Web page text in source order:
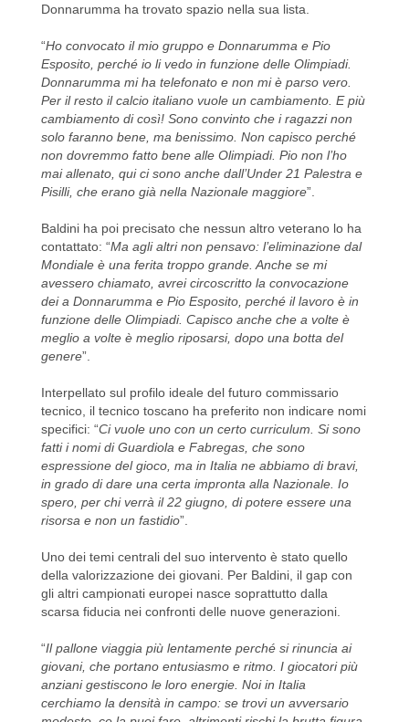
Donnarumma ha trovato spazio nella sua lista.
“Ho convocato il mio gruppo e Donnarumma e Pio
Esposito, perché io li vedo in funzione delle Olimpiadi.
Donnarumma mi ha telefonato e non mi è parso vero.
Per il resto il calcio italiano vuole un cambiamento. E più
cambiamento di così! Sono convinto che i ragazzi non
solo faranno bene, ma benissimo. Non capisco perché
non dovremmo fatto bene alle Olimpiadi. Pio non l’ho
mai allenato, qui ci sono anche dall’Under 21 Palestra e
Pisilli, che erano già nella Nazionale maggiore”.
Baldini ha poi precisato che nessun altro veterano lo ha
contattato: “Ma agli altri non pensavo: l’eliminazione dal
Mondiale è una ferita troppo grande. Anche se mi
avessero chiamato, avrei circoscritto la convocazione
dei a Donnarumma e Pio Esposito, perché il lavoro è in
funzione delle Olimpiadi. Capisco anche che a volte è
meglio a volte è meglio riposarsi, dopo una botta del
genere”.
Interpellato sul profilo ideale del futuro commissario
tecnico, il tecnico toscano ha preferito non indicare nomi
specifici: “Ci vuole uno con un certo curriculum. Si sono
fatti i nomi di Guardiola e Fabregas, che sono
espressione del gioco, ma in Italia ne abbiamo di bravi,
in grado di dare una certa impronta alla Nazionale. Io
spero, per chi verrà il 22 giugno, di potere essere una
risorsa e non un fastidio”.
Uno dei temi centrali del suo intervento è stato quello
della valorizzazione dei giovani. Per Baldini, il gap con
gli altri campionati europei nasce soprattutto dalla
scarsa fiducia nei confronti delle nuove generazioni.
“Il pallone viaggia più lentamente perché si rinuncia ai
giovani, che portano entusiasmo e ritmo. I giocatori più
anziani gestiscono le loro energie. Noi in Italia
cerchiamo la densità in campo: se trovi un avversario